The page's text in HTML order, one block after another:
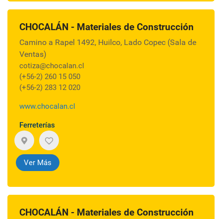
CHOCALÁN - Materiales de Construcción
Camino a Rapel 1492, Huilco, Lado Copec (Sala de
Ventas)
cotiza@chocalan.cl
(+56-2) 260 15 050
(+56-2) 283 12 020
www.chocalan.cl
Ferreterías
Ver Más
CHOCALÁN - Materiales de Construcción